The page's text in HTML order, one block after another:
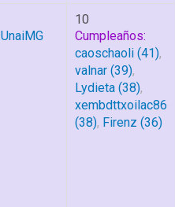
UnaiMG
10
Cumpleaños:
caoschaoli (41),
valnar (39),
Lydieta (38),
xembdttxoilac86
(38), Firenz (36)